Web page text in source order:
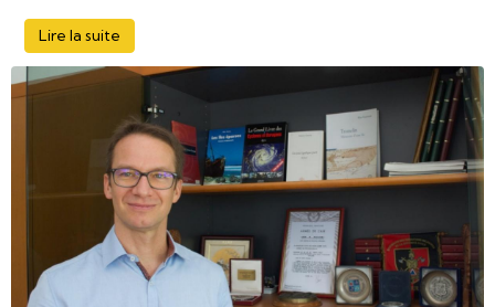
Lire la suite